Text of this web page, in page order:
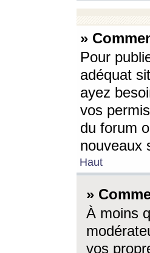
»
Pour
adéquat
ayez
vos
du forum
nouveaux
Haut
»
À moins
vos